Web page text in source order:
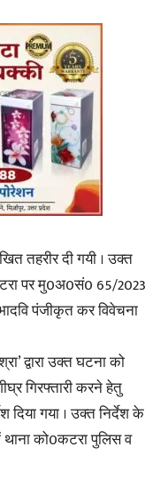
तहरीर दी गयी । उक्त
पर मु0अ0सं0 65/2023
पंजीकृत कर विवेचना
द्वारा उक्त घटना को
गिरफ्तारी करने हेतु
दिया गया । उक्त निर्देश के
को0कटरा पुलिस व